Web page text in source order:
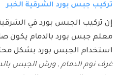
تركيب جبس بورد الشرقية الخبر
إن تركيب الجبس بورد في الشرقية
معلم جبس بورد بالدمام يكون
استخدام الجبس بورد بشكل
غرف نوم الدمام , ورش الجبس